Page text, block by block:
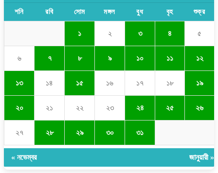
শনি রবি সোম মঙ্গল বুধ বৃহ শুক্র
১ ২ ৩ ৪ ৫
৬ ৭ ৮ ৯ ১০ ১১ ১২
১৩ ১৪ ১৫ ১৬ ১৭ ১৮ ১৯
২০ ২১ ২২ ২৩ ২৪ ২৫ ২৬
২৭ ২৮ ২৯ ৩০ ৩১
« নভেম্বর জানুয়ারী »